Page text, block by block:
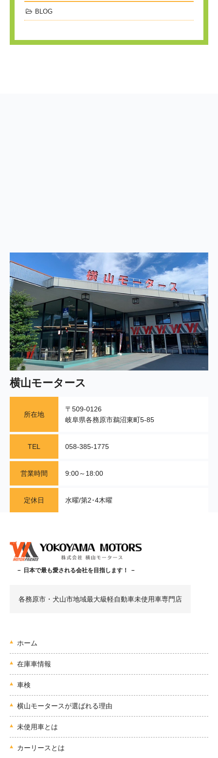
BLOG
横山モータース
所在地
〒509-0126
岐阜県各務原市鵜沼東町5-85
TEL 058-385-1775
営業時間 9:00～18:00
定休日 水曜/第2･4木曜
－ 日本で最も愛される会社を目指します！ －
各務原市・犬山市地域最大級軽自動車未使用車専門店
ホーム
在庫車情報
車検
横山モータースが選ばれる理由
未使用車とは
カーリースとは